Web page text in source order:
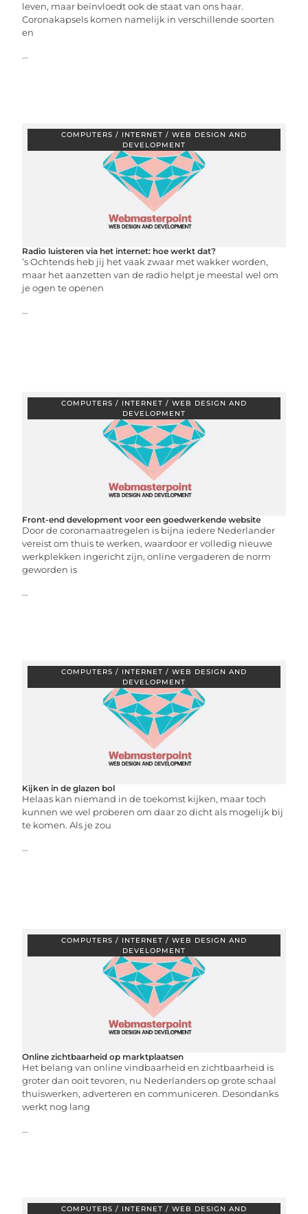
leven, maar beïnvloedt ook de staat van ons haar.
Coronakapsels komen namelijk in verschillende soorten
en
...
COMPUTERS / INTERNET / WEB DESIGN AND
DEVELOPMENT
Radio luisteren via het internet: hoe werkt dat?
’s Ochtends heb jij het vaak zwaar met wakker worden,
maar het aanzetten van de radio helpt je meestal wel om
je ogen te openen
...
COMPUTERS / INTERNET / WEB DESIGN AND
DEVELOPMENT
Front-end development voor een goedwerkende website
Door de coronamaatregelen is bijna iedere Nederlander
vereist om thuis te werken, waardoor er volledig nieuwe
werkplekken ingericht zijn, online vergaderen de norm
geworden is
...
COMPUTERS / INTERNET / WEB DESIGN AND
DEVELOPMENT
Kijken in de glazen bol
Helaas kan niemand in de toekomst kijken, maar toch
kunnen we wel proberen om daar zo dicht als mogelijk bij
te komen. Als je zou
...
COMPUTERS / INTERNET / WEB DESIGN AND
DEVELOPMENT
Online zichtbaarheid op marktplaatsen
Het belang van online vindbaarheid en zichtbaarheid is
groter dan ooit tevoren, nu Nederlanders op grote schaal
thuiswerken, adverteren en communiceren. Desondanks
werkt nog lang
...
COMPUTERS / INTERNET / WEB DESIGN AND